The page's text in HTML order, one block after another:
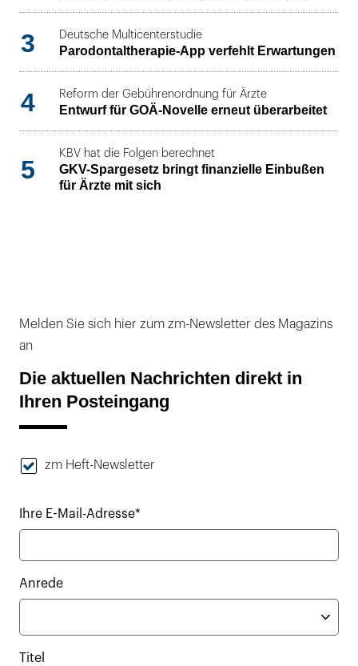
3 Deutsche Multicenterstudie
Parodontaltherapie-App verfehlt Erwartungen
4 Reform der Gebührenordnung für Ärzte
Entwurf für GOÄ-Novelle erneut überarbeitet
5
KBV hat die Folgen berechnet
GKV-Spargesetz bringt finanzielle Einbußen
für Ärzte mit sich
Melden Sie sich hier zum zm-Newsletter des Magazins
an
Die aktuellen Nachrichten direkt in
Ihren Posteingang
zm Heft-Newsletter
Ihre E-Mail-Adresse*
Anrede
Titel